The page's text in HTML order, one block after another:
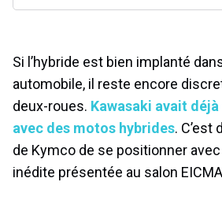
Si l’hybride est bien implanté
automobile, il reste encore
deux-roues. Kawasaki avait
avec des motos hybrides. C’est
de Kymco de se positionner
inédite présentée au salon